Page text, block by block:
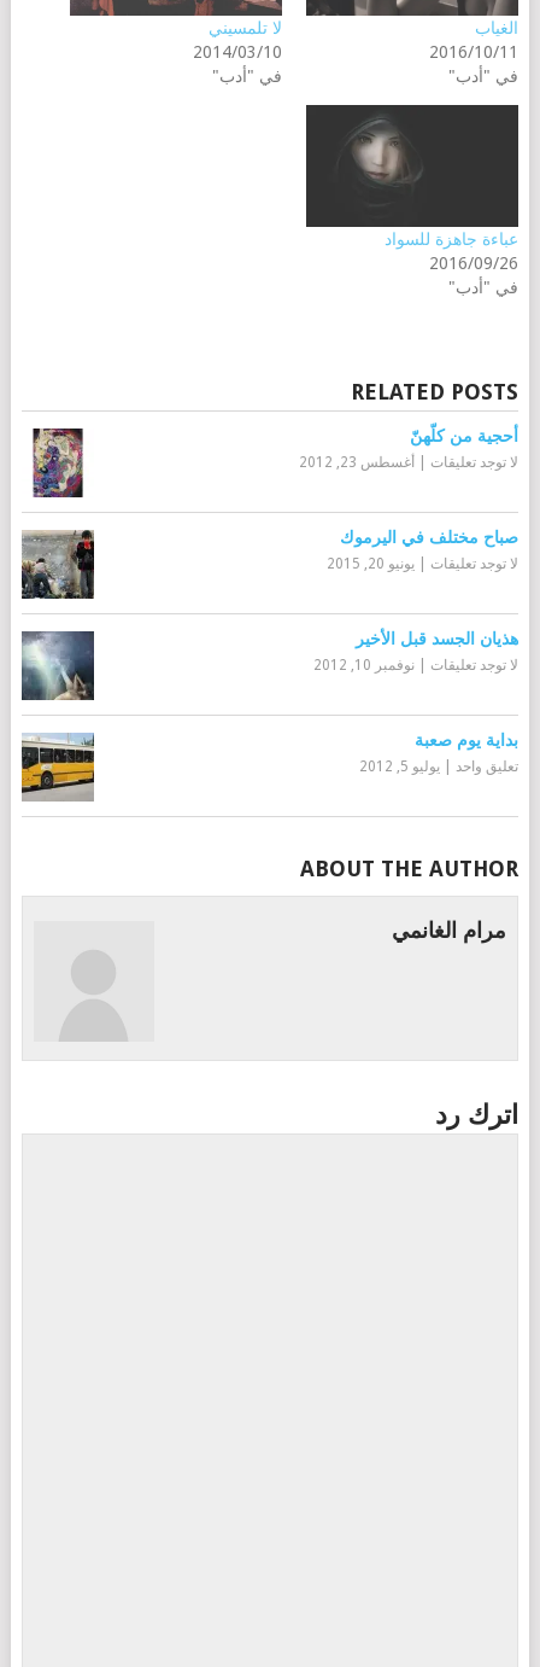
الغياب
2016/10/11
في "أدب"
لا تلمسيني
2014/03/10
في "أدب"
عباءة جاهزة للسواد
2016/09/26
في "أدب"
RELATED POSTS
أحجية من كلّهنّ
لا توجد تعليقات أغسطس 23, 2012
صباح مختلف في اليرموك
لا توجد تعليقات يونيو 20, 2015
هذيان الجسد قبل الأخير
لا توجد تعليقات نوفمبر 10, 2012
بداية يوم صعبة
تعليق واحد| يوليو 5, 2012
ABOUT THE AUTHOR
مرام الغانمي
اترك رد